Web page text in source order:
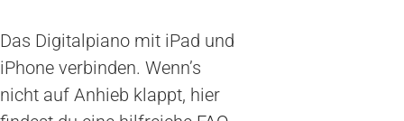
Das Digitalpiano mit iPad und
iPhone verbinden. Wenn’s
nicht auf Anhieb klappt, hier